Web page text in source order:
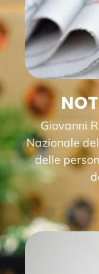
Giovanni
Nazionale
delle